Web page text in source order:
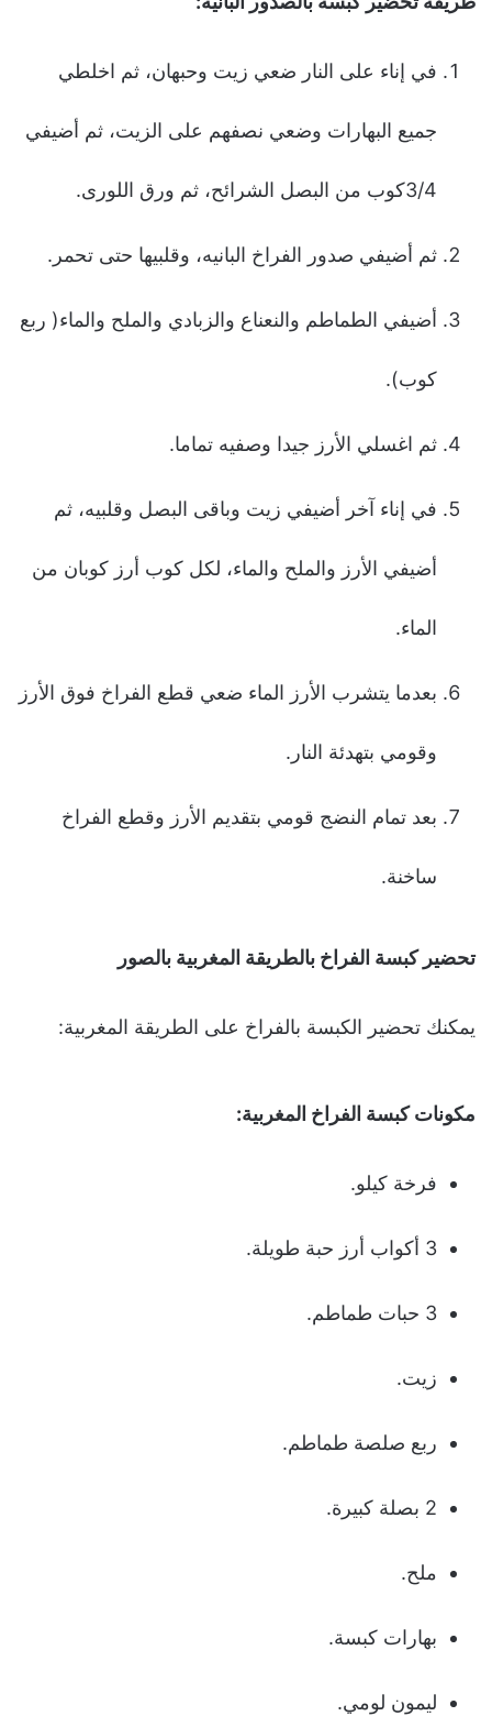
في إناء على النار ضعي زيت وحبهان، ثم اخلطي
جميع البهارات وضعي نصفهم على الزيت، ثم أضيفي
3/4كوب من البصل الشرائح، ثم ورق اللورى.
ثم أضيفي صدور الفراخ البانيه، وقلبيها حتى تحمر.
أضيفي الطماطم والنعناع والزبادي والملح والماء( ربع
كوب).
ثم اغسلي الأرز جيدا وصفيه تماما.
في إناء آخر أضيفي زيت وباقى البصل وقلبيه، ثم
أضيفي الأرز والملح والماء، لكل كوب أرز كوبان من
الماء.
بعدما يتشرب الأرز الماء ضعي قطع الفراخ فوق الأرز
وقومي بتهدئة النار.
بعد تمام النضج قومي بتقديم الأرز وقطع الفراخ
ساخنة.
تحضير كبسة الفراخ بالطريقة المغربية بالصور
يمكنك تحضير الكبسة بالفراخ على الطريقة المغربية:
مكونات كبسة الفراخ المغربية:
فرخة كيلو.
3 أكواب أرز حبة طويلة.
3 حبات طماطم.
زيت.
ربع صلصة طماطم.
2 بصلة كبيرة.
ملح.
بهارات كبسة.
ليمون لومي.